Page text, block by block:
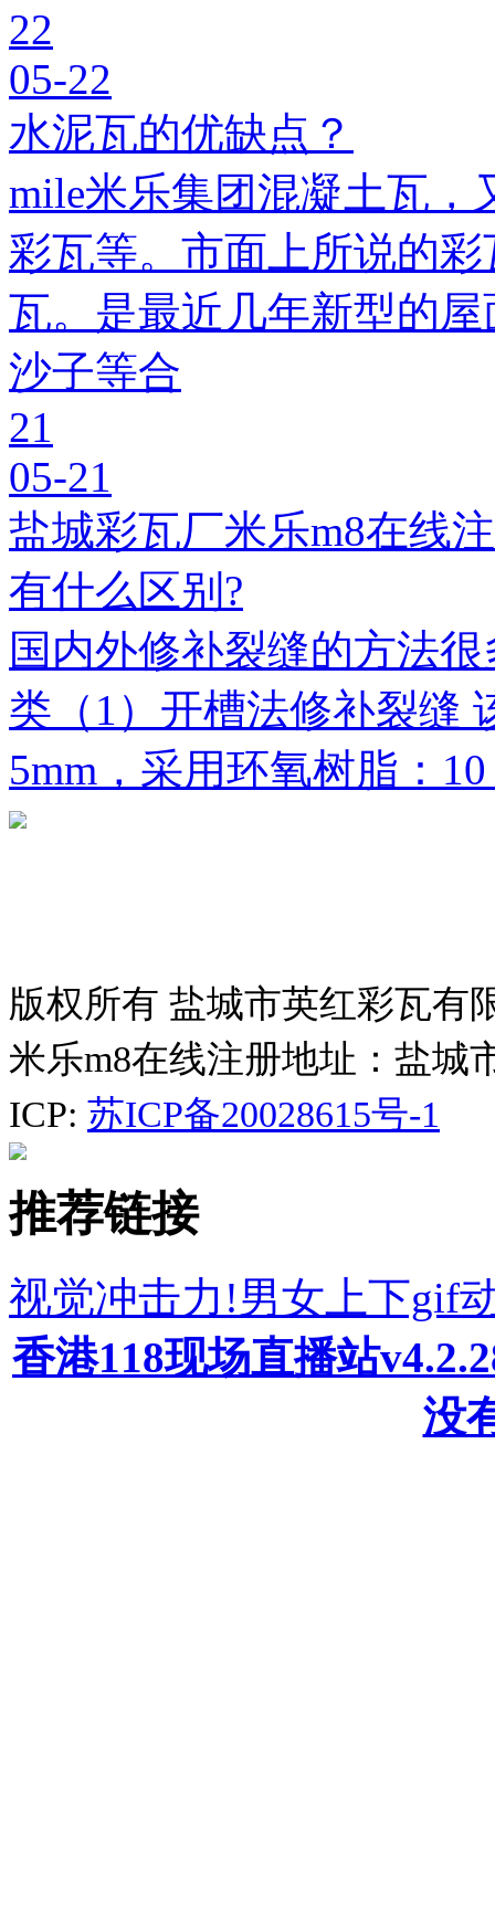
22
05-22
水泥瓦的优缺点？
mile米乐集团混凝土瓦，
彩瓦等。市面上所说的
瓦。是最近几年新型的
沙子等合
21
05-21
盐城彩瓦厂米乐m8在线
有什么区别?
国内外修补裂缝的方法
类（1）开槽法修补裂缝
5mm，采用环氧树脂：
版权所有 盐城市英红彩瓦有
米乐m8在线注册地址：盐城
ICP: 苏ICP备20028615号-1
推荐链接
视觉冲击力!男女上下gif
香港118现场直播站
没